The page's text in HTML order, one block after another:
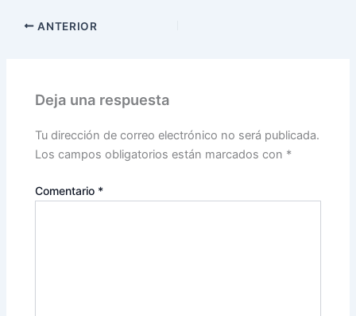
ANTERIOR
Deja una respuesta
Tu dirección de correo electrónico no será publicada.
Los campos obligatorios están marcados con *
Comentario *